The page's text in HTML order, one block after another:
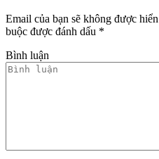
Email của bạn sẽ không được
buộc được đánh dấu *
Bình luận